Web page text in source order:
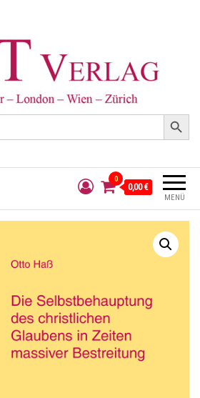
Search Button
MENÜ
0
0,00 €